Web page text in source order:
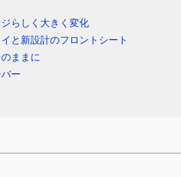
らしく大きく変化
と新設計のフロントシート
ままに
ー